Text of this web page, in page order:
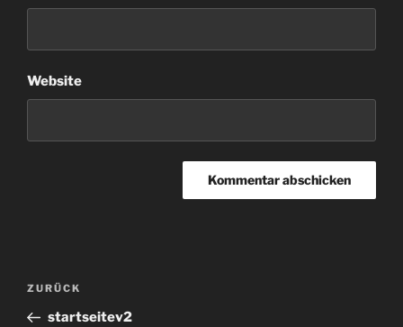
Website
Beitragsnavigation
Vorheriger
Beitrag
ZURÜCK
startseitev2